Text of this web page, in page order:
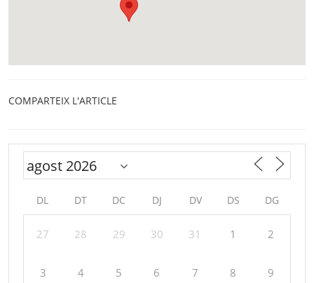
COMPARTEIX L'ARTICLE
DL DT DC DJ DV DS DG
27 28 29 30 31 1 2
3 4 5 6 7 8 9